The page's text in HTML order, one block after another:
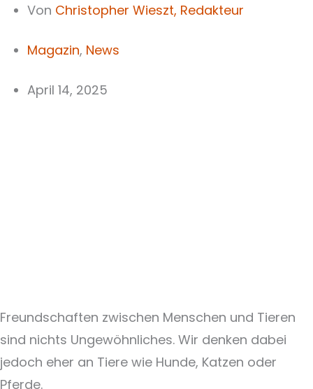
Von Christopher Wieszt, Redakteur
Magazin, News
April 14, 2025
Freundschaften zwischen Menschen und Tieren
sind nichts Ungewöhnliches. Wir denken dabei
jedoch eher an Tiere wie Hunde, Katzen oder
Pferde.